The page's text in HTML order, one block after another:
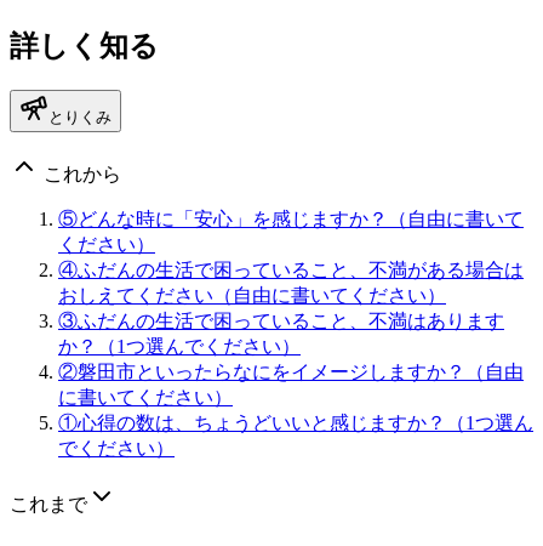
詳しく知る
とりくみ
これから
⑤どんな時に「安心」を感じますか？（自由に書いて
ください）
④ふだんの生活で困っていること、不満がある場合は
おしえてください（自由に書いてください）
③ふだんの生活で困っていること、不満はあります
か？（1つ選んでください）
②磐田市といったらなにをイメージしますか？（自由
に書いてください）
①心得の数は、ちょうどいいと感じますか？（1つ選ん
でください）
これまで